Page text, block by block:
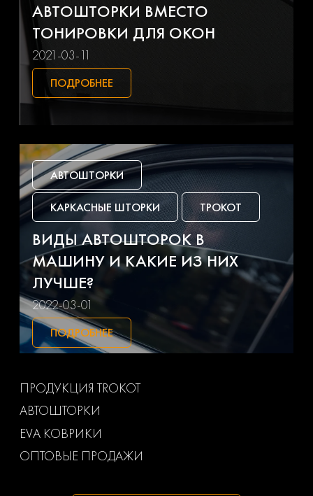
Hummer Hyundai
Ifa
Jac
Jeep Kia
Lada Land rover
Lexus Lifan
Lincoln
Man
Mini
Nissan
Peugeot Pontiac
АВТОШТОРКИ ВМЕСТО
ТОНИРОВКИ ДЛЯ ОКОН
2021-03-11
ПОДРОБНЕЕ
АВТОШТОРКИ
КАРКАСНЫЕ ШТОРКИ ТРОКОТ
ВИДЫ АВТОШТОРОК В
МАШИНУ И КАКИЕ ИЗ НИХ
ЛУЧШЕ?
2022-03-01
ПОДРОБНЕЕ
ПРОДУКЦИЯ TROKOT
АВТОШТОРКИ
EVA КОВРИКИ
ОПТОВЫЕ ПРОДАЖИ